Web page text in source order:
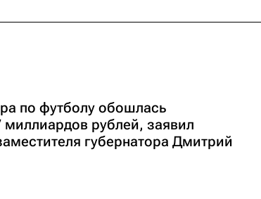
по футболу обошлась
рублей, заявил
губернатора Дмитрий